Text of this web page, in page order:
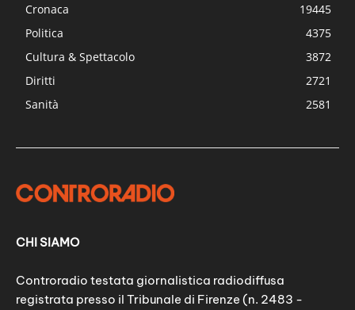
Cronaca
19445
Politica
4375
Cultura & Spettacolo
3872
Diritti
2721
Sanità
2581
CHI SIAMO
Controradio testata giornalistica radiodiffusa
registrata presso il Tribunale di Firenze (n. 2483 -